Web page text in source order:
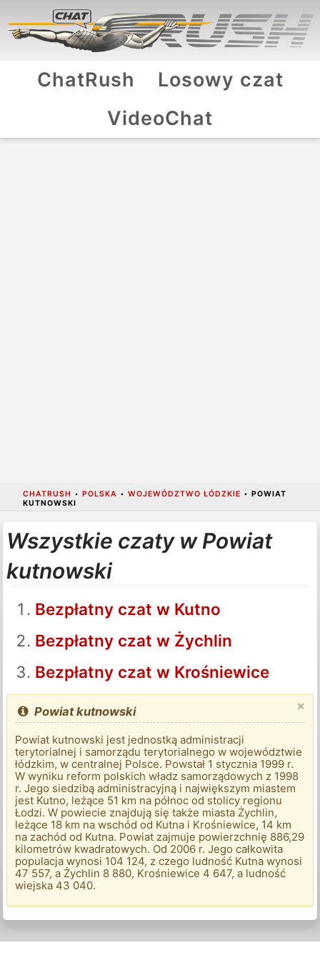
ChatRush
Losowy czat
VideoChat
CHATRUSH • POLSKA • WOJEWÓDZTWO ŁÓDZKIE • POWIAT
KUTNOWSKI
Wszystkie czaty w Powiat
kutnowski
Bezpłatny czat w Kutno
Bezpłatny czat w Żychlin
Bezpłatny czat w Krośniewice
×
Powiat kutnowski
Powiat kutnowski jest jednostką administracji
terytorialnej i samorządu terytorialnego w województwie
łódzkim, w centralnej Polsce. Powstał 1 stycznia 1999 r.
W wyniku reform polskich władz samorządowych z 1998
r. Jego siedzibą administracyjną i największym miastem
jest Kutno, leżące 51 km na północ od stolicy regionu
Łodzi. W powiecie znajdują się także miasta Żychlin,
leżące 18 km na wschód od Kutna i Krośniewice, 14 km
na zachód od Kutna. Powiat zajmuje powierzchnię 886,29
kilometrów kwadratowych. Od 2006 r. Jego całkowita
populacja wynosi 104 124, z czego ludność Kutna wynosi
47 557, a Żychlin 8 880, Krośniewice 4 647, a ludność
wiejska 43 040.